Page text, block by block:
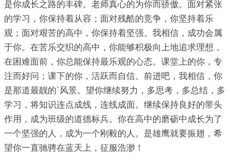
是你成长之路的丰碑。老师真心的为你而骄傲。面对紧张
的学习，你保持着从容；面对残酷的竞争，你坚持着乐
观；面对艰苦的高中，你保持着坚强。我相信，成功会属
于你。在苦乐交织的高中，你能够积极向上地追求理想，
在困难面前，你总能保持最乐观的心态。课堂上的你，专
注而好问；课下的你，活跃而自信。前进吧，我相信，你
是那道最靓的`风景。望你继续努力，多思考，多总结，多
学习，将知识连点成线，连线成面。继续保持良好的带头
作用，成为班级的道德标兵。你在高中的磨砺中成长为了
一个坚强的人，成为一个刚毅的人。是雄鹰就要振翅，希
望你一直驰骋在蓝天上，征服浩渺！